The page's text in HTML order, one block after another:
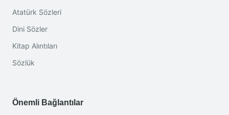
Atatürk Sözleri
Dini Sözler
Kitap Alıntıları
Sözlük
Önemli Bağlantılar